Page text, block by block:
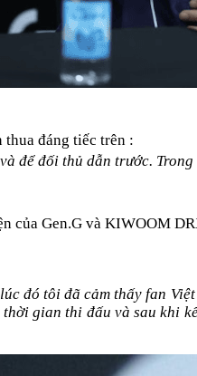
đáng tiếc trên :
để đối thủ dẫn trước.
của Gen.G và KIWOOM
đó tôi đã cảm thấy fan
gian thi đấu và sau khi